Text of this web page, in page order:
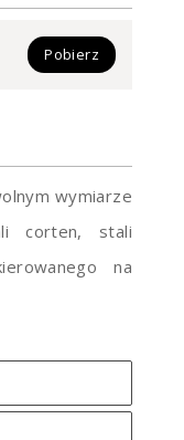
Pobierz
wymiarze
corten, stali
na